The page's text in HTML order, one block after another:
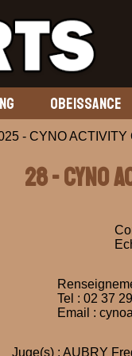
OBEISSANCE
- CYNO
28 - CYNO
Tel : 02 37
Email :
Juge(s) : AUBRY